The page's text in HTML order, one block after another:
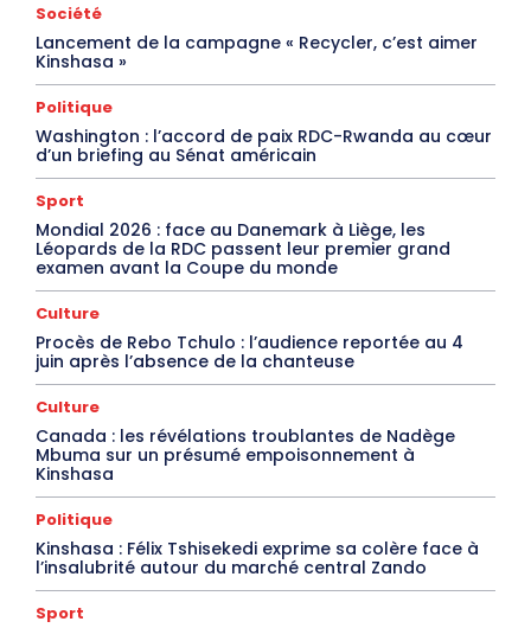
Société
Lancement de la campagne « Recycler, c’est aimer
Kinshasa »
Politique
Washington : l’accord de paix RDC-Rwanda au cœur
d’un briefing au Sénat américain
Sport
Mondial 2026 : face au Danemark à Liège, les
Léopards de la RDC passent leur premier grand
examen avant la Coupe du monde
Culture
Procès de Rebo Tchulo : l’audience reportée au 4
juin après l’absence de la chanteuse
Culture
Canada : les révélations troublantes de Nadège
Mbuma sur un présumé empoisonnement à
Kinshasa
Politique
Kinshasa : Félix Tshisekedi exprime sa colère face à
l’insalubrité autour du marché central Zando
Sport